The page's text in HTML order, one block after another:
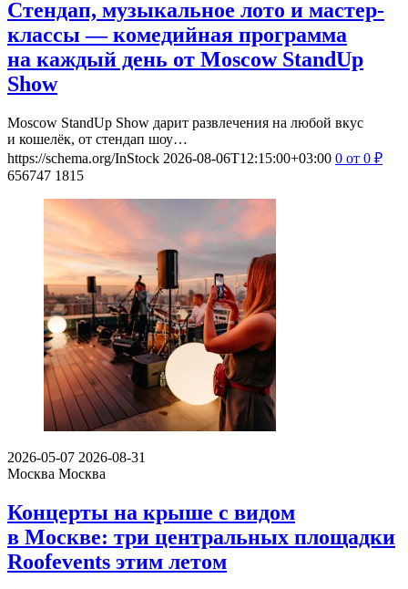
Стендап, музыкальное лото и мастер-
классы — комедийная программа
на каждый день от Moscow StandUp
Show
Moscow StandUp Show дарит развлечения на любой вкус
и кошелёк, от стендап шоу…
https://schema.org/InStock 2026-08-06T12:15:00+03:00 0 от 0 ₽
656747 1815
2026-05-07 2026-08-31
Москва Москва
Концерты на крыше с видом
в Москве: три центральных площадки
Roofevents этим летом